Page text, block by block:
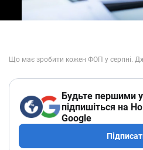
Будьте першими
підпишіться на
Google